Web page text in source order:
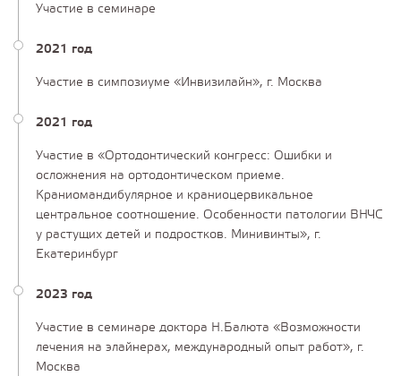
Участие в семинаре
2021 год
Участие в симпозиуме «Инвизилайн», г. Москва
2021 год
Участие в «Ортодонтический конгресс: Ошибки и
осложнения на ортодонтическом приеме.
Краниомандибулярное и краниоцервикальное
центральное соотношение. Особенности патологии ВНЧС
у растущих детей и подростков. Минивинты», г.
Екатеринбург
2023 год
Участие в семинаре доктора Н.Балюта «Возможности
лечения на элайнерах, международный опыт работ», г.
Москва